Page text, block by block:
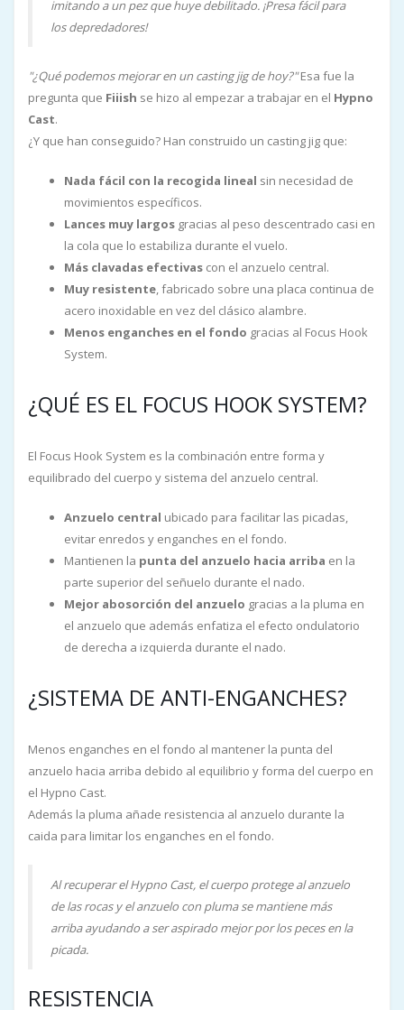
imitando a un pez que huye debilitado. ¡Presa fácil para
los depredadores!
"¿Qué podemos mejorar en un casting jig de hoy?"Esa fue la
pregunta que Fiiish se hizo al empezar a trabajar en el Hypno
Cast.
¿Y que han conseguido? Han construido un casting jig que:
Nada fácil con la recogida lineal sin necesidad de
movimientos específicos.
Lances muy largos gracias al peso descentrado casi en
la cola que lo estabiliza durante el vuelo.
Más clavadas efectivas con el anzuelo central.
Muy resistente, fabricado sobre una placa continua de
acero inoxidable en vez del clásico alambre.
Menos enganches en el fondo gracias al Focus Hook
System.
¿QUÉ ES EL FOCUS HOOK SYSTEM?
El Focus Hook System es la combinación entre forma y
equilibrado del cuerpo y sistema del anzuelo central.
Anzuelo central ubicado para facilitar las picadas,
evitar enredos y enganches en el fondo.
Mantienen la punta del anzuelo hacia arriba en la
parte superior del señuelo durante el nado.
Mejor abosorción del anzuelo gracias a la pluma en
el anzuelo que además enfatiza el efecto ondulatorio
de derecha a izquierda durante el nado.
¿SISTEMA DE ANTI-ENGANCHES?
Menos enganches en el fondo al mantener la punta del
anzuelo hacia arriba debido al equilibrio y forma del cuerpo en
el Hypno Cast.
Además la pluma añade resistencia al anzuelo durante la
caida para limitar los enganches en el fondo.
Al recuperar el Hypno Cast, el cuerpo protege al anzuelo
de las rocas y el anzuelo con pluma se mantiene más
arriba ayudando a ser aspirado mejor por los peces en la
picada.
RESISTENCIA